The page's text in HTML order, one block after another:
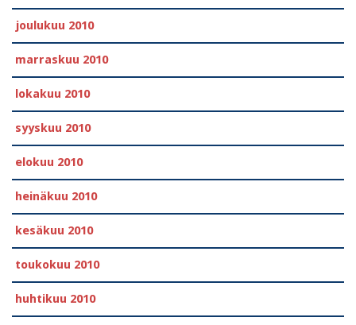
joulukuu 2010
marraskuu 2010
lokakuu 2010
syyskuu 2010
elokuu 2010
heinäkuu 2010
kesäkuu 2010
toukokuu 2010
huhtikuu 2010